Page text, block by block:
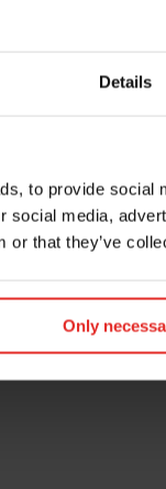
Details
to provide
social media,
or that they’ve
Only